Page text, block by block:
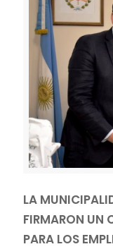
LA
FIRMARON UN
PARA LOS